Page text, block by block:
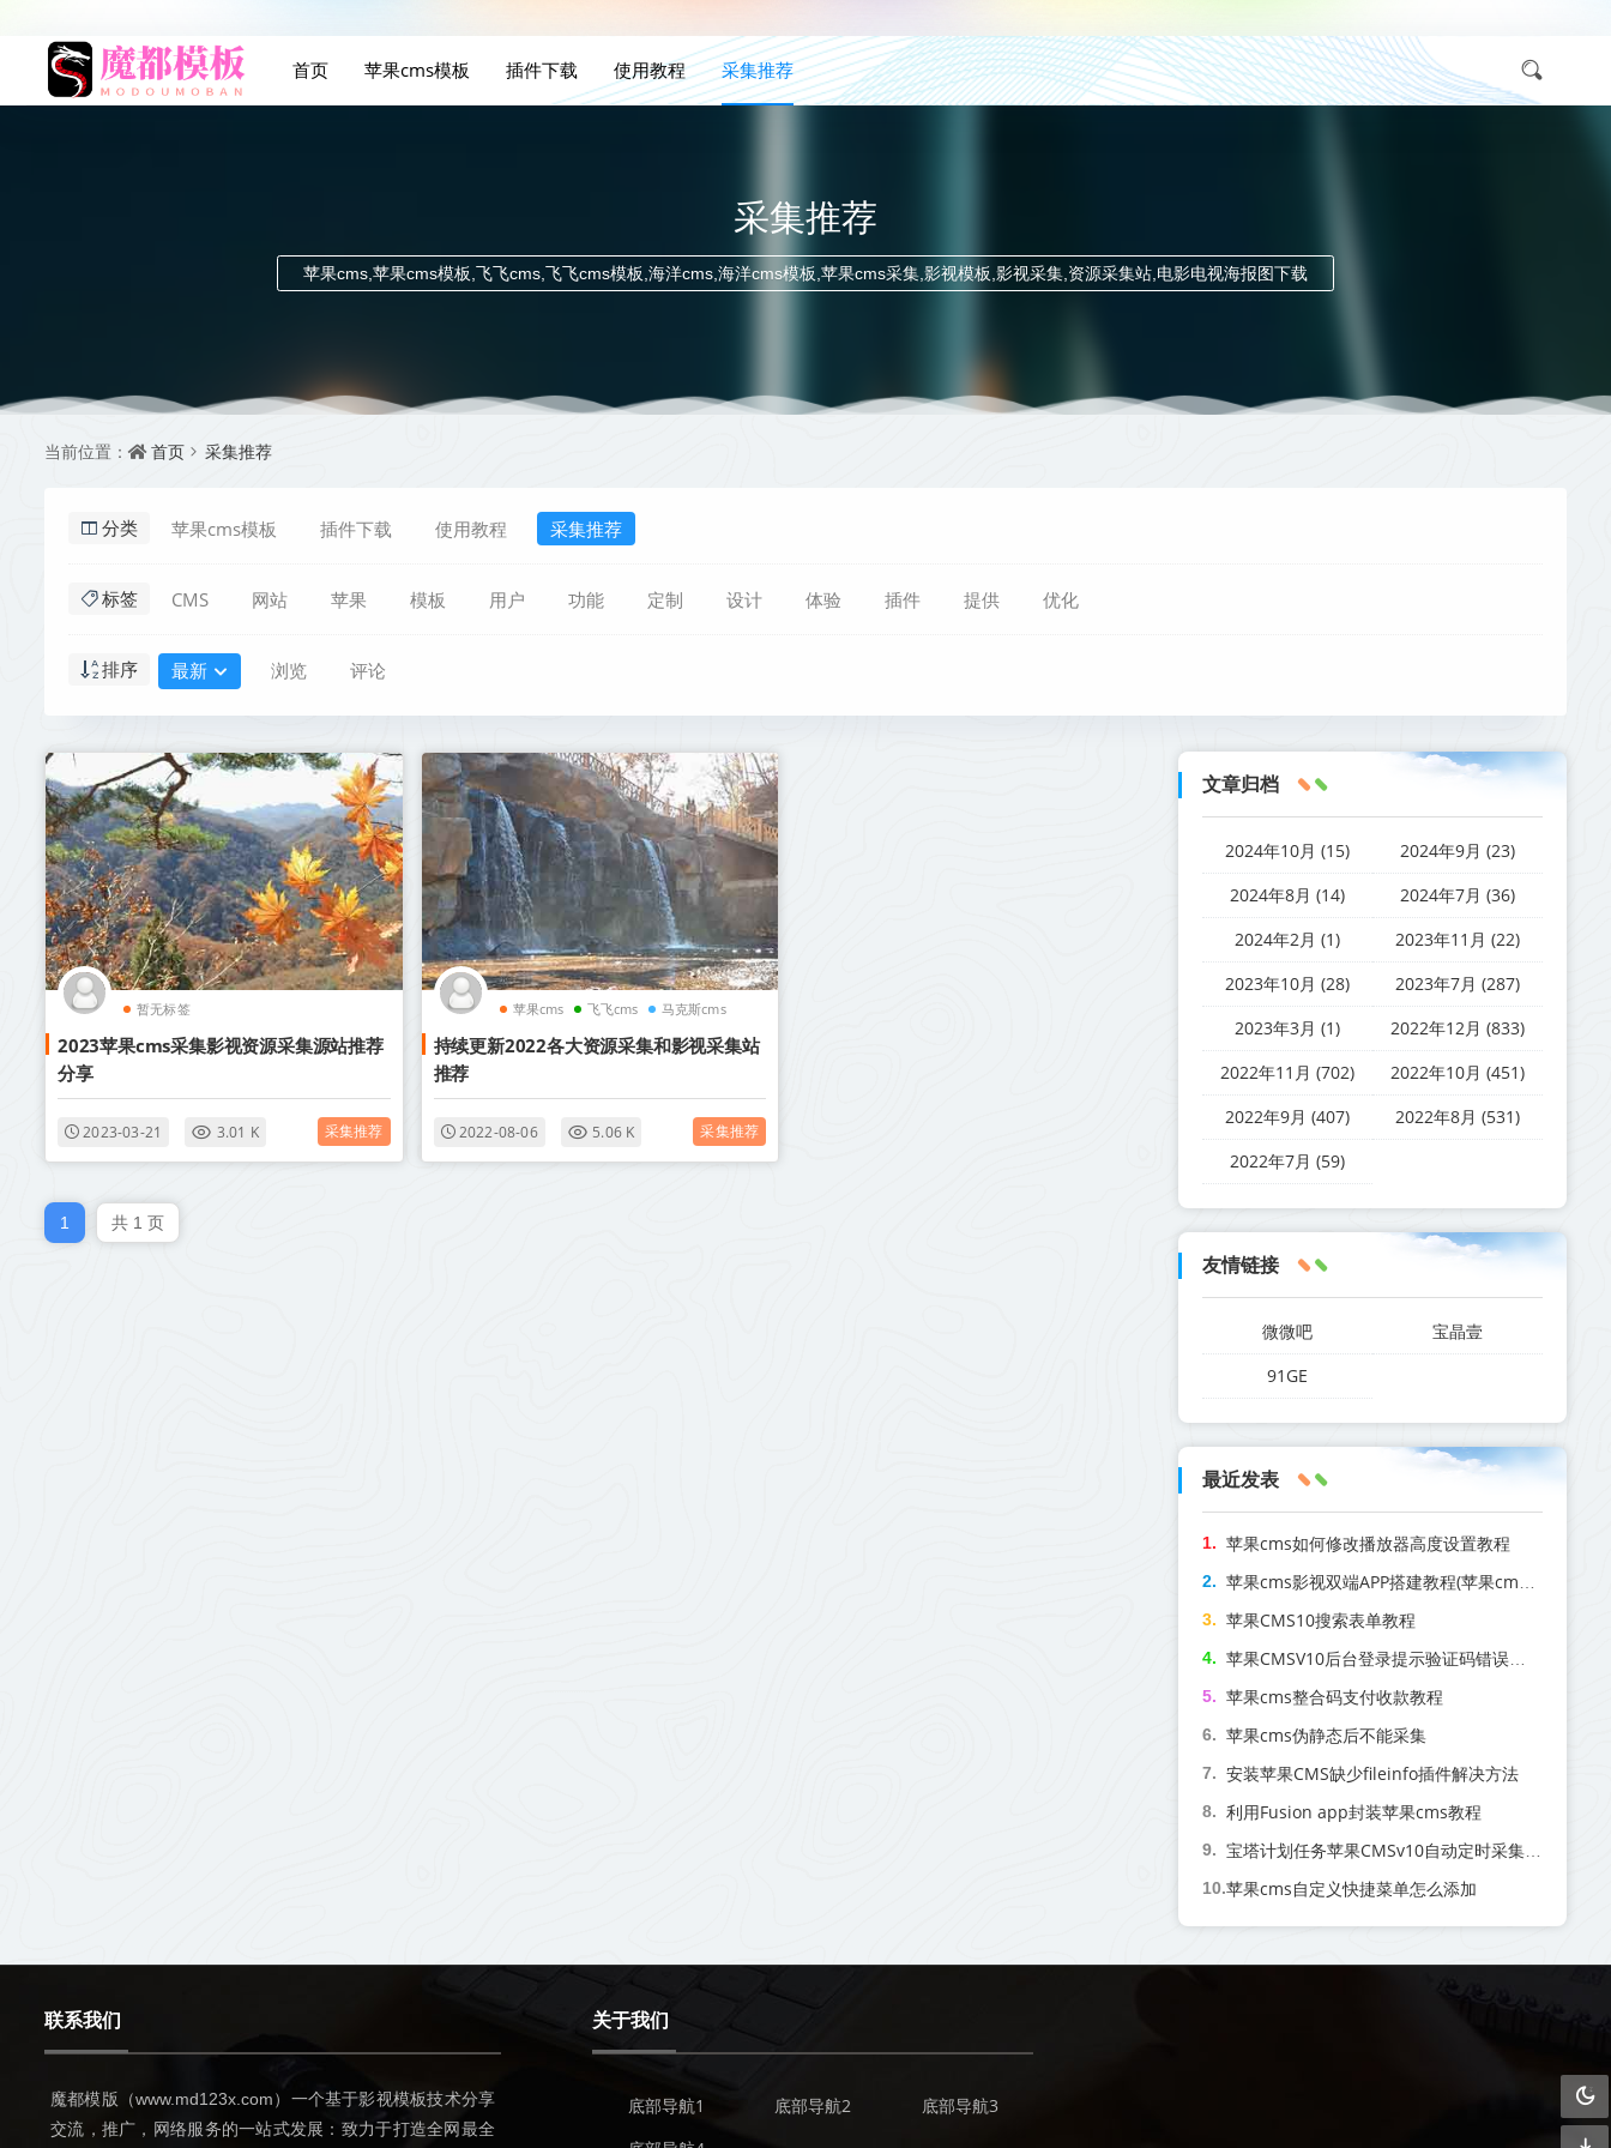
首页 苹果cms模板 插件下载 使用教程 采集推荐
采集推荐
苹果cms,苹果cms模板,飞飞cms,飞飞cms模板,海洋cms,海洋cms模板,苹果cms采集,影视模板,影视采集,资源采集站,电影电视海报图下载
当前位置： 首页 采集推荐
分类 苹果cms模板 插件下载 使用教程 采集推荐
标签 CMS 网站 苹果 模板 用户 功能 定制 设计 体验 插件 提供 优化
排序 最新 浏览 评论
暂无标签
2023苹果cms采集影视资源采集源站推荐
分享
2023-03-21 3.01 K 采集推荐
苹果cms 飞飞cms 马克斯cms
持续更新2022各大资源采集和影视采集站
推荐
2022-08-06 5.06 K 采集推荐
1 共 1 页
文章归档
2024年10月 (15)
2024年9月 (23)
2024年8月 (14)
2024年7月 (36)
2024年2月 (1)
2023年11月 (22)
2023年10月 (28)
2023年7月 (287)
2023年3月 (1)
2022年12月 (833)
2022年11月 (702)
2022年10月 (451)
2022年9月 (407)
2022年8月 (531)
2022年7月 (59)
友情链接
微微吧
宝晶壹
91GE
最近发表
苹果cms如何修改播放器高度设置教程
苹果CMS10搜索表单教程
苹果cms整合码支付收款教程
苹果cms伪静态后不能采集
安装苹果CMS缺少fileinfo插件解决方法
利用Fusion app封装苹果cms教程
苹果cms自定义快捷菜单怎么添加
联系我们
魔都模版（www.md123x.com）一个基于影视模板技术分享
交流，推广，网络服务的一站式发展：致力于打造全网最全
关于我们
底部导航1 底部导航2
底部导航3